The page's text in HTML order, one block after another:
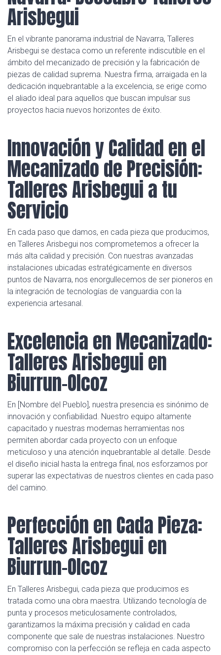
Arisbegui
En el vibrante panorama industrial de Navarra, Talleres
Arisbegui se destaca como un referente indiscutible en el
ámbito del mecanizado de precisión y la fabricación de
piezas de calidad suprema. Nuestra firma, arraigada en la
dedicación inquebrantable a la excelencia, se erige como
el aliado ideal para aquellos que buscan impulsar sus
proyectos hacia nuevos horizontes de éxito.
Innovación y Calidad en el
Mecanizado de Precisión:
Talleres Arisbegui a tu
Servicio
En cada paso que damos, en cada pieza que producimos,
en Talleres Arisbegui nos comprometemos a ofrecer la
más alta calidad y precisión. Con nuestras avanzadas
instalaciones ubicadas estratégicamente en diversos
puntos de Navarra, nos enorgullecemos de ser pioneros en
la integración de tecnologías de vanguardia con la
experiencia artesanal.
Excelencia en Mecanizado:
Talleres Arisbegui en
Biurrun-Olcoz
En [Nombre del Pueblo], nuestra presencia es sinónimo de
innovación y confiabilidad. Nuestro equipo altamente
capacitado y nuestras modernas herramientas nos
permiten abordar cada proyecto con un enfoque
meticuloso y una atención inquebrantable al detalle. Desde
el diseño inicial hasta la entrega final, nos esforzamos por
superar las expectativas de nuestros clientes en cada paso
del camino.
Perfección en Cada Pieza:
Talleres Arisbegui en
Biurrun-Olcoz
En Talleres Arisbegui, cada pieza que producimos es
tratada como una obra maestra. Utilizando tecnología de
punta y procesos meticulosamente controlados,
garantizamos la máxima precisión y calidad en cada
componente que sale de nuestras instalaciones. Nuestro
compromiso con la perfección se refleja en cada aspecto